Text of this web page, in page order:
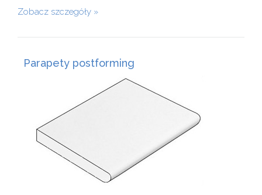
Zobacz szczegóły
Parapety postforming